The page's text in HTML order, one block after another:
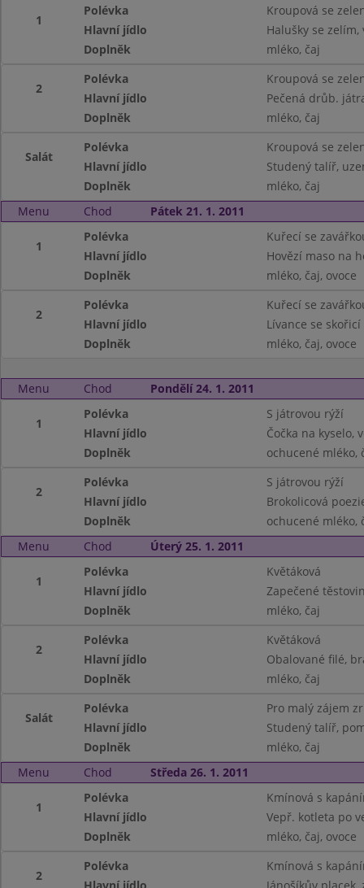
1
Polévka
Kroupová se
Hlavní jídlo
Halušky se zelím,
Doplněk
mléko, čaj
2
Polévka
Kroupová se
Hlavní jídlo
Pečená drůb.
Doplněk
mléko, čaj
Salát
Polévka
Kroupová se
Hlavní jídlo
Studený talíř,
Doplněk
mléko, čaj
Menu
Chod Pátek 21. 1. 2011
1
Polévka
Kuřecí se
Hlavní jídlo
Hovězí maso na
Doplněk
mléko, čaj, ovoce
2
Polévka
Kuřecí se
Hlavní jídlo
Lívance se skořicí
Doplněk
mléko, čaj, ovoce
Menu Chod Pondělí 24. 1. 2011
1
Polévka
S játrovou rýží
Hlavní jídlo
Čočka na kyselo,
Doplněk
ochucené mléko,
2
Polévka
S játrovou rýží
Hlavní jídlo
Brokolicová
Doplněk
ochucené mléko,
Menu
Chod Úterý 25. 1. 2011
1
Polévka
Květáková
Hlavní jídlo
Zapečené
Doplněk
mléko, čaj
2
Polévka
Květáková
Hlavní jídlo
Obalované filé,
Doplněk
mléko, čaj
Salát
Polévka
Pro malý zájem
Hlavní jídlo
Studený talíř,
Doplněk
mléko, čaj
Menu
Chod Středa 26. 1. 2011
1
Polévka
Kmínová s
Hlavní jídlo
Vepř. kotleta po
Doplněk
mléko, čaj, ovoce
2
Polévka
Kmínová s